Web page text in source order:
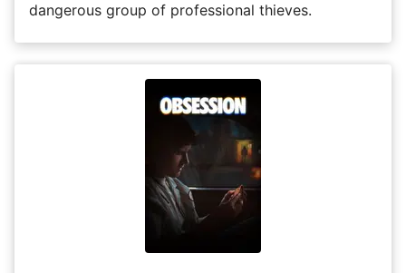
dangerous group of professional thieves.